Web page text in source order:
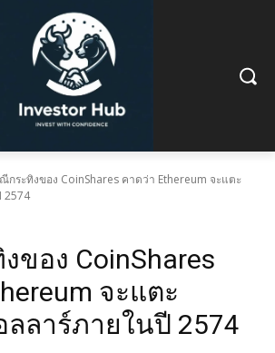
กระทิงของ CoinShares คาดว่า Ethereum จะแตะ
2574
ของ CoinShares
จะแตะ
ลลาร์ภายในปี 2574